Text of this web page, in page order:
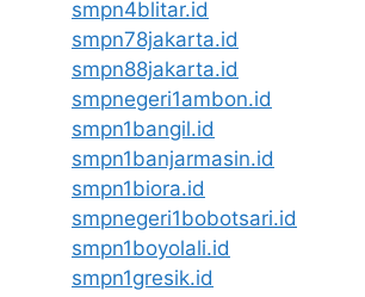
smpn4blitar.id
smpn78jakarta.id
smpn88jakarta.id
smpnegeri1ambon.id
smpn1bangil.id
smpn1banjarmasin.id
smpn1biora.id
smpnegeri1bobotsari.id
smpn1boyolali.id
smpn1gresik.id